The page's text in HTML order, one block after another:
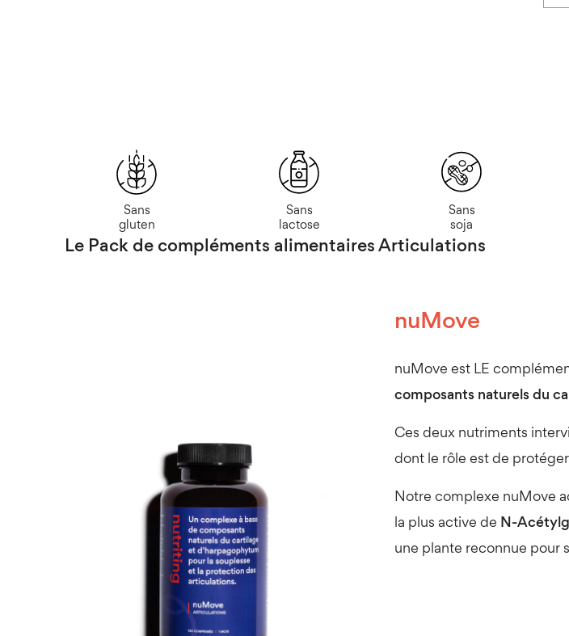
Sans
gluten
Sans
lactose
Sans
soja
Le Pack de compléments alimentaires Articulations
nuMove
nuMove est LE
composants naturels du
Ces deux nutriments
dont le rôle est de
Notre complexe nuMove
la plus active de N-
une plante reconnue pour